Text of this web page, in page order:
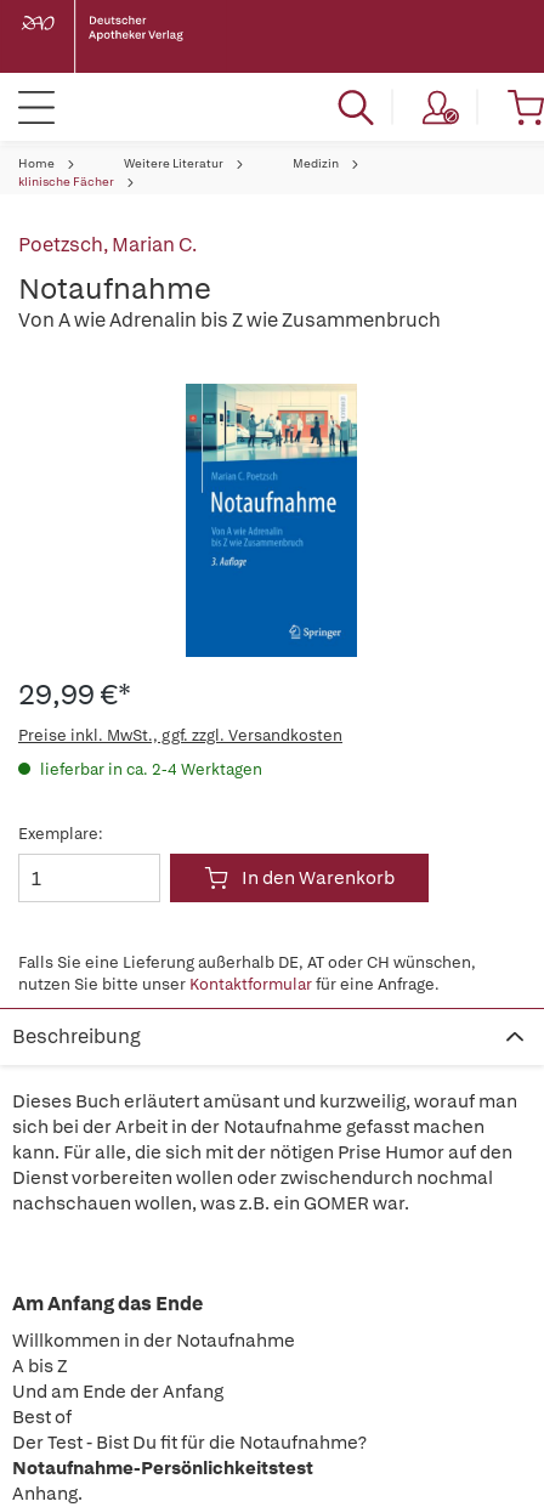
Home Weitere Literatur
Medizin
klinische Fächer
Poetzsch, Marian C.
Notaufnahme
Von A wie Adrenalin bis Z wie Zusammenbruch
29,99 €*
Preise inkl. MwSt., ggf. zzgl. Versandkosten
lieferbar in ca. 2-4 Werktagen
Exemplare:
In den Warenkorb
Falls Sie eine Lieferung außerhalb DE, AT oder CH wünschen,
nutzen Sie bitte unser Kontaktformularfür eine Anfrage.
Beschreibung
Dieses Buch erläutert amüsant und kurzweilig, worauf man
sich bei der Arbeit in der Notaufnahme gefasst machen
kann. Für alle, die sich mit der nötigen Prise Humor auf den
Dienst vorbereiten wollen oder zwischendurch nochmal
nachschauen wollen, was z.B. ein GOMER war.
Am Anfang das Ende
Willkommen in der Notaufnahme
A bis Z
Und am Ende der Anfang
Best of
Der Test - Bist Du fit für die Notaufnahme?
Notaufnahme-Persönlichkeitstest
Anhang.